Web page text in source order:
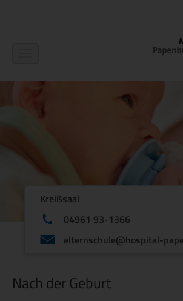
Kreißsaal
04961 93-1366
elternschule@hospital-
Nach der Geburt